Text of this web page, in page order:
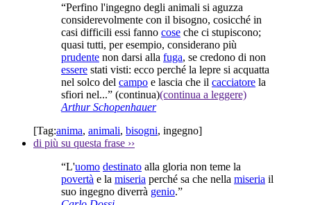
“Perfino l'ingegno degli animali si aguzza
considerevolmente con il bisogno, cosicché in
casi difficili essi fanno cose che ci stupiscono;
quasi tutti, per esempio, considerano più
prudente non darsi alla fuga, se credono di non
essere stati visti: ecco perché la lepre si acquatta
nel solco del campo e lascia che il cacciatore la
sfiori nel...” (continua)(continua a leggere)
Arthur Schopenhauer
[Tag:anima, animali, bisogni, ingegno]
di più su questa frase ››
“L'uomo destinato alla gloria non teme la
povertà e la miseria perché sa che nella miseria il
suo ingegno diverrà genio.”